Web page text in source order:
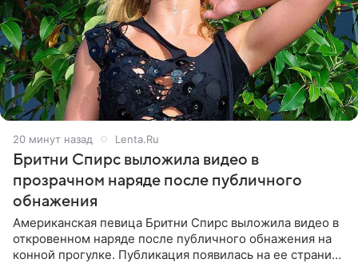
21 минуту назад Lenta.Ru
Бритни Спирс выложила видео в
прозрачном наряде после публичного
обнажения
Американская певица Бритни Спирс выложила видео в
откровенном наряде после публичного обнажения на
конной прогулке. Публикация появилась на ее странице